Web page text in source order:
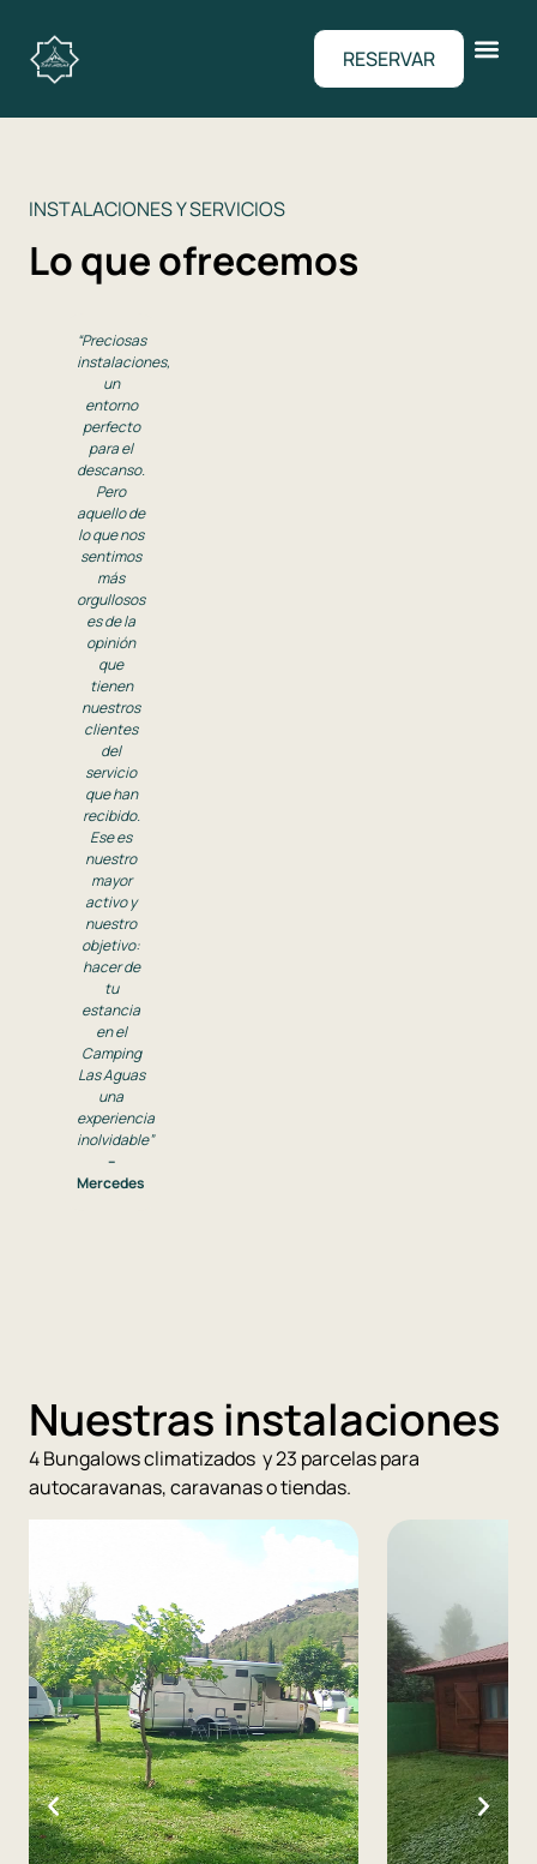
RESERVAR
INSTALACIONES Y SERVICIOS
Lo que ofrecemos
“Preciosas
instalaciones,
un
entorno
perfecto
para el
descanso.
Pero
aquello de
lo que nos
sentimos
más
orgullosos
es de la
opinión
que
tienen
nuestros
clientes
del
servicio
que han
recibido.
Ese es
nuestro
mayor
activo y
nuestro
objetivo:
hacer de
tu
estancia
en el
Camping
Las Aguas
una
experiencia
inolvidable”
–
Mercedes
Nuestras instalaciones
4 Bungalows climatizados y 23 parcelas para
autocaravanas, caravanas o tiendas.